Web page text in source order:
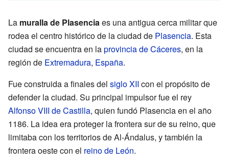
La muralla de Plasenciaes una antigua cerca militar que
rodea el centro histórico de la ciudad de Plasencia. Esta
ciudad se encuentra en laprovincia de Cáceres, en la
región de Extremadura, España.
Fue construida a finales del siglo XII con el propósito de
defender la ciudad. Su principal impulsor fue el rey
Alfonso VIII de Castilla, quien fundó Plasencia en el año
1186. La idea era proteger la frontera sur de su reino, que
limitaba con los territorios de Al-Ándalus, y también la
frontera oeste con el reino de León.